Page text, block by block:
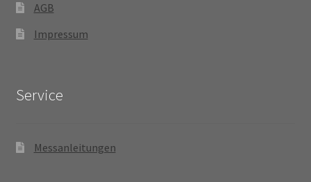
AGB
Impressum
Service
Messanleitungen